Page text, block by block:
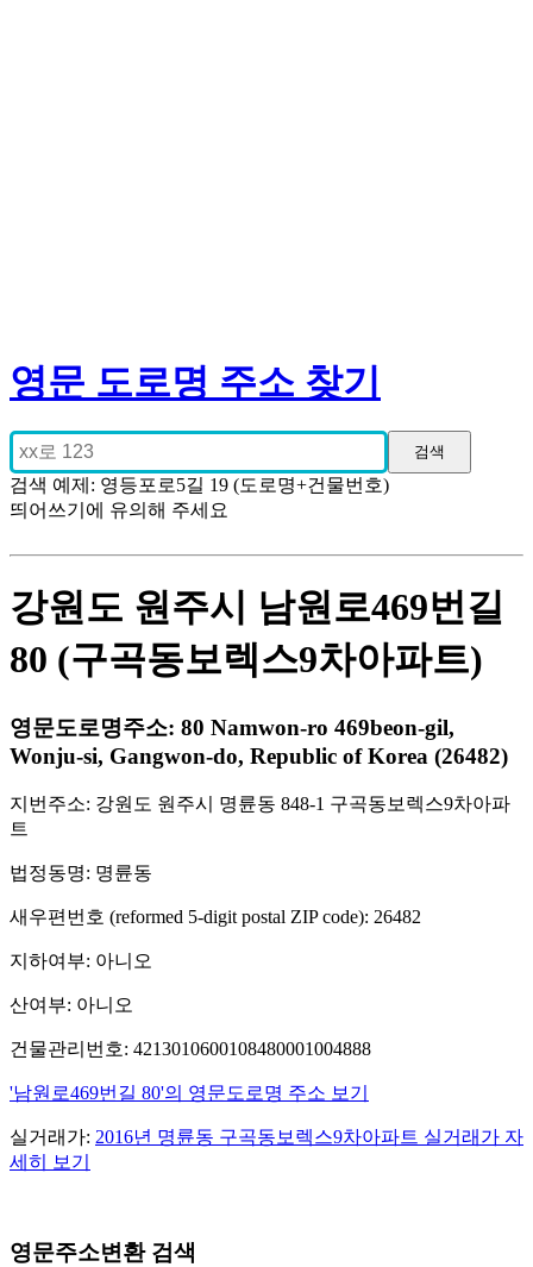
영문 도로명 주소 찾기
검색 예제: 영등포로5길 19 (도로명+건물번호)
띄어쓰기에 유의해 주세요
강원도 원주시 남원로469번길
80 (구곡동보렉스9차아파트)
영문도로명주소: 80 Namwon-ro 469beon-gil,
Wonju-si, Gangwon-do, Republic of Korea (26482)
지번주소: 강원도 원주시 명륜동 848-1 구곡동보렉스9차아파
트
법정동명: 명륜동
새우편번호 (reformed 5-digit postal ZIP code): 26482
지하여부: 아니오
산여부: 아니오
건물관리번호: 4213010600108480001004888
'남원로469번길 80'의 영문도로명 주소 보기
실거래가: 2016년 명륜동 구곡동보렉스9차아파트 실거래가 자
세히 보기
영문주소변환 검색